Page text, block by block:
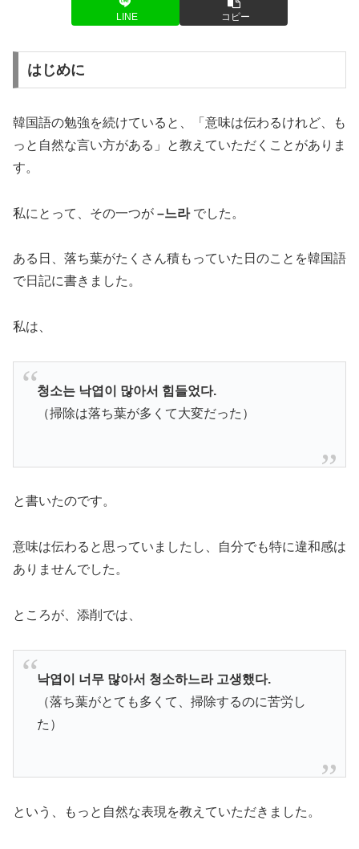
LINE コピー
はじめに
韓国語の勉強を続けていると、「意味は伝わるけれど、も
っと自然な言い方がある」と教えていただくことがありま
す。
私にとって、その一つが –느라でした。
ある日、落ち葉がたくさん積もっていた日のことを韓国語
で日記に書きました。
私は、
청소는 낙엽이 많아서 힘들었다.
（掃除は落ち葉が多くて大変だった）
と書いたのです。
意味は伝わると思っていましたし、自分でも特に違和感は
ありませんでした。
ところが、添削では、
낙엽이 너무 많아서 청소하느라 고생했다.
（落ち葉がとても多くて、掃除するのに苦労し
た）
という、もっと自然な表現を教えていただきました。